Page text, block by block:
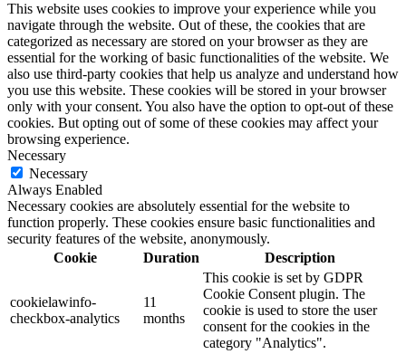
This website uses cookies to improve your experience while you
navigate through the website. Out of these, the cookies that are
categorized as necessary are stored on your browser as they are
essential for the working of basic functionalities of the website. We
also use third-party cookies that help us analyze and understand how
you use this website. These cookies will be stored in your browser
only with your consent. You also have the option to opt-out of these
cookies. But opting out of some of these cookies may affect your
browsing experience.
Necessary
Necessary
Always Enabled
Necessary cookies are absolutely essential for the website to
function properly. These cookies ensure basic functionalities and
security features of the website, anonymously.
Cookie
Duration Description
cookielawinfo-
checkbox-analytics
11
months
This cookie is set by GDPR
Cookie Consent plugin. The
cookie is used to store the user
consent for the cookies in the
category "Analytics".